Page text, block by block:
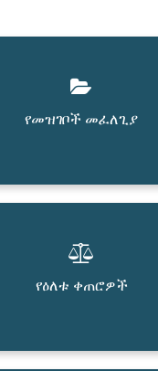
የመዝገቦች መፈለጊያ
የዕለቱ ቀጠሮዎች